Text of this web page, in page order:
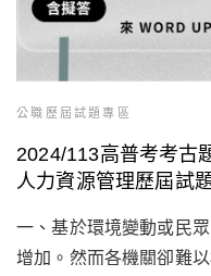
公職歷屆試題專區
2024/113高普考考古
人力資源管理歷屆試
一、基於環境變動或民
增加。然而各機關卻難